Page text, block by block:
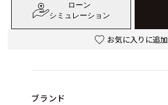
ローン
シミュレーション
お気に入りに追加
ブランド